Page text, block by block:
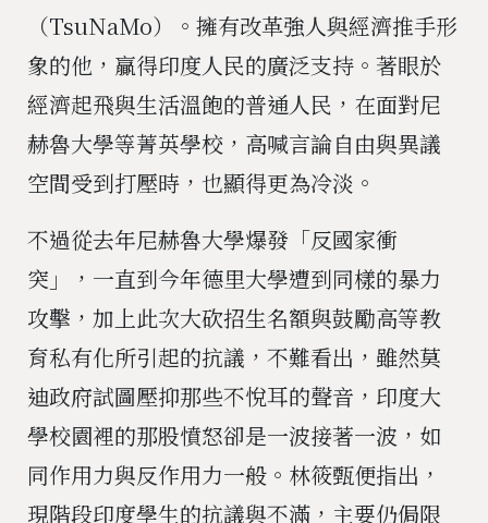
（TsuNaMo）。擁有改革強人與經濟推手形
象的他，贏得印度人民的廣泛支持。著眼於
經濟起飛與生活溫飽的普通人民，在面對尼
赫魯大學等菁英學校，高喊言論自由與異議
空間受到打壓時，也顯得更為冷淡。
不過從去年尼赫魯大學爆發「反國家衝
突」，一直到今年德里大學遭到同樣的暴力
攻擊，加上此次大砍招生名額與鼓勵高等教
育私有化所引起的抗議，不難看出，雖然莫
迪政府試圖壓抑那些不悅耳的聲音，印度大
學校園裡的那股憤怒卻是一波接著一波，如
同作用力與反作用力一般。林筱甄便指出，
現階段印度學生的抗議與不滿，主要仍侷限